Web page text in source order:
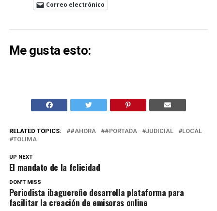
Correo electrónico
Me gusta esto:
RELATED TOPICS: #AHORA #PORTADA JUDICIAL
LOCAL
TOLIMA
UP NEXT
El mandato de la felicidad
DON'T MISS
Periodista ibaguereño desarrolla plataforma para
facilitar la creación de emisoras online